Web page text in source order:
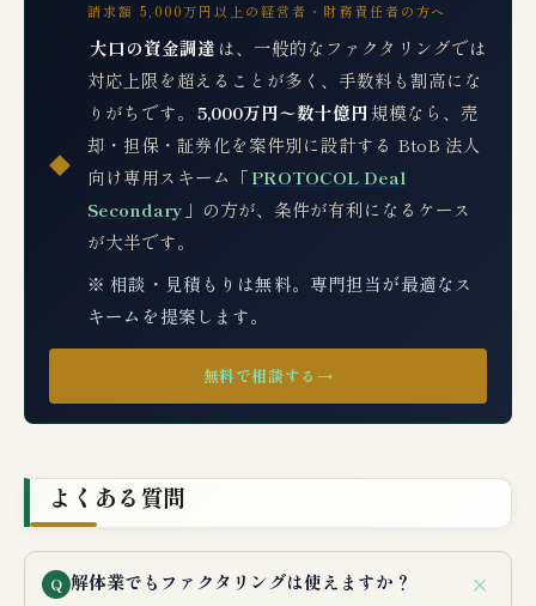
◆
請求額 5,000万円以上の経営者・財務責任者の方へ
大口の資金調達 は、一般的なファクタリングでは
対応上限を超えることが多く、手数料も割高にな
りがちです。 5,000万円〜数十億円規模なら、売
却・担保・証券化を案件別に設計する BtoB 法人
向け専用スキーム「PROTOCOL Deal
Secondary 」の方が、条件が有利になるケース
が大半です。
※ 相談・見積もりは無料。専門担当が最適なス
キームを提案します。
無料で相談する →
よくある質問
Q 解体業でもファクタリングは使えますか？ ＋